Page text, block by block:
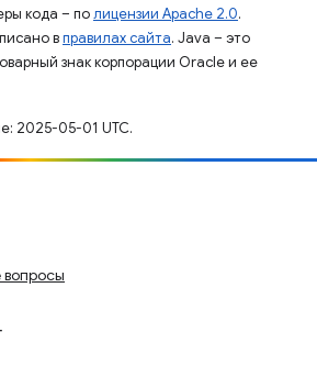
кода – полицензии Apache 2.0.
вправилах сайта. Java – это
знак корпорации Oracle и ее
2025-05-01 UTC.